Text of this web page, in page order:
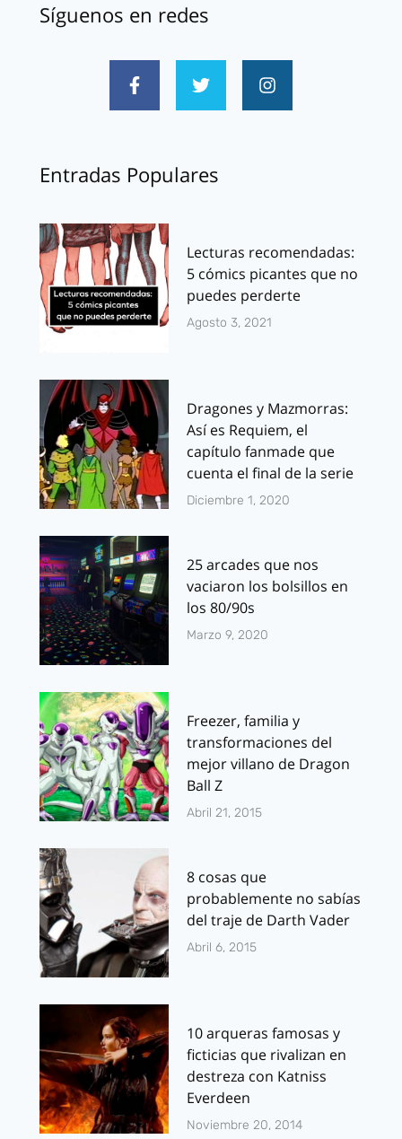
Síguenos en redes
Entradas Populares
Lecturas recomendadas:
5 cómics picantes que no
puedes perderte
Agosto 3, 2021
Dragones y Mazmorras:
Así es Requiem, el
capítulo fanmade que
cuenta el final de la serie
Diciembre 1, 2020
25 arcades que nos
vaciaron los bolsillos en
los 80/90s
Marzo 9, 2020
Freezer, familia y
transformaciones del
mejor villano de Dragon
Ball Z
Abril 21, 2015
8 cosas que
probablemente no sabías
del traje de Darth Vader
Abril 6, 2015
10 arqueras famosas y
ficticias que rivalizan en
destreza con Katniss
Everdeen
Noviembre 20, 2014